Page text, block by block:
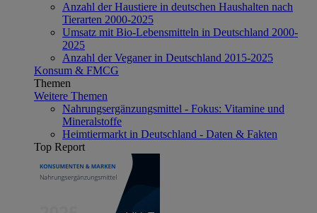
Anzahl der Haustiere in deutschen Haushalten nach
Tierarten 2000-2025
Umsatz mit Bio-Lebensmitteln in Deutschland 2000-
2025
Anzahl der Veganer in Deutschland 2015-2025
Konsum & FMCG
Themen
Weitere Themen
Nahrungsergänzungsmittel - Fokus: Vitamine und
Mineralstoffe
Heimtiermarkt in Deutschland - Daten & Fakten
Top Report